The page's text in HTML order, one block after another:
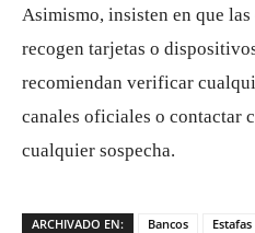
Asimismo, insisten en que
recogen tarjetas o
recomiendan verificar
canales oficiales o contactar
cualquier sospecha.
ARCHIVADO EN: Bancos Estafas